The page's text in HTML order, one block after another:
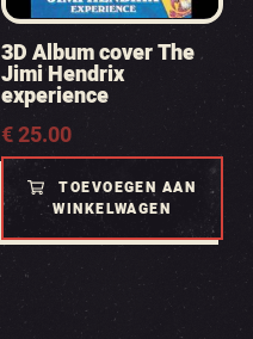
3D Album cover The
Jimi Hendrix
experience
€25.00
TOEVOEGEN AAN
WINKELWAGEN